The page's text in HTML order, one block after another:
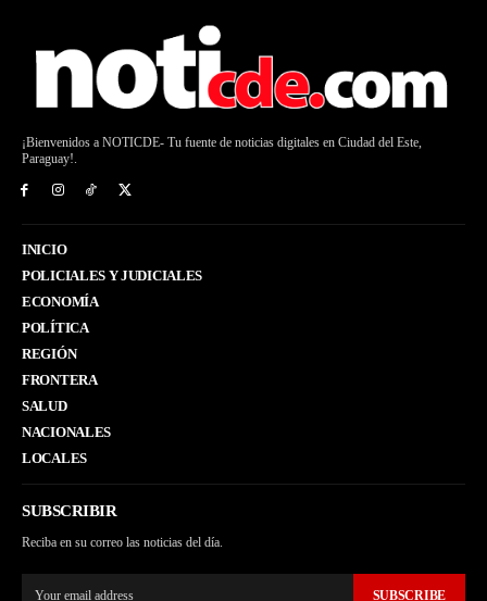
¡Bienvenidos a NOTICDE- Tu fuente de noticias digitales en Ciudad del Este,
Paraguay!.
INICIO
POLICIALES Y JUDICIALES
ECONOMÍA
POLÍTICA
REGIÓN
FRONTERA
SALUD
NACIONALES
LOCALES
SUBSCRIBIR
Reciba en su correo las noticias del día.
SUBSCRIBE